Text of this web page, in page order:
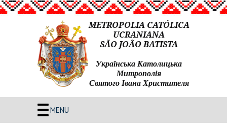
METROPOLIA CATÓLICA
UCRANIANA
SÃO JOÃO BATISTA
Українська Католицька
Митрополія
Святого Івана Христителя
MENU